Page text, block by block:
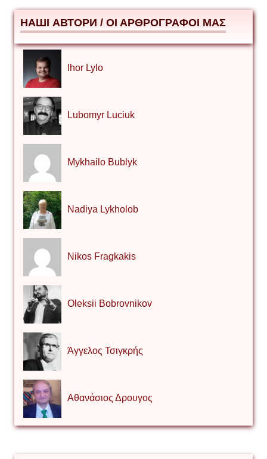
НАШІ АВТОРИ / ΟΙ ΑΡΘΡΟΓΡΑΦΟΙ ΜΑΣ
Ihor Lylo
Lubomyr Luciuk
Mykhailo Bublyk
Nadiya Lykholob
Nikos Fragkakis
Oleksii Bobrovnikov
Άγγελος Τσιγκρής
Αθανάσιος Δρουγος